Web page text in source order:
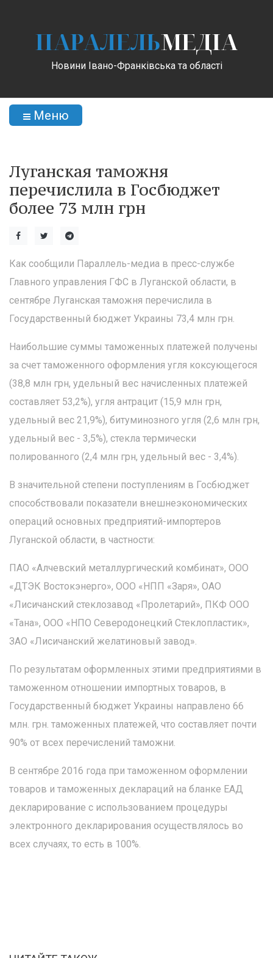
ПАРАЛЕЛЬМЕДІА
Новини Івано-Франківська та області
Меню
Луганская таможня
перечислила в Госбюджет
более 73 млн грн
Как сообщили Параллель-медиа в пресс-службе
Главного управления ГФС в Луганской области, в
сентябре Луганская таможня перечислила в
Государственный бюджет Украины 73,4 млн грн.
Наибольшие суммы таможенных платежей получены
за счет таможенного оформления угля коксующегося
(38,8 млн грн, удельный вес начисленных платежей
составляет 53,2%), угля антрацит (15,9 млн грн,
удельный вес 21,9%), битуминозного угля (2,6 млн грн,
удельный вес - 3,5%), стекла термически
полированного (2,4 млн грн, удельный вес - 3,4%).
В значительной степени поступлениям в Госбюджет
способствовали показатели внешнеэкономических
операций основных предприятий-импортеров
Луганской области, в частности:
ПАО «Алчевский металлургический комбинат», ООО
«ДТЭК Востокэнерго», ООО «НПП «Заря», ОАО
«Лисичанский стеклозавод «Пролетарий», ПКФ ООО
«Тана», ООО «НПО Северодонецкий Стеклопластик»,
ЗАО «Лисичанский желатиновый завод».
По результатам оформленных этими предприятиями в
таможенном отношении импортных товаров, в
Государственный бюджет Украины направлено 66
млн. грн. таможенных платежей, что составляет почти
90% от всех перечислений таможни.
В сентябре 2016 года при таможенном оформлении
товаров и таможенных деклараций на бланке ЕАД
декларирование с использованием процедуры
электронного декларирования осуществлялось во
всех случаях, то есть в 100%.